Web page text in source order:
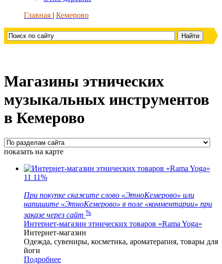
Главная
Кемерово
Магазины этнических
музыкальных инструментов
в Кемерово
показать на карте
11 11%
При покупке скажите слово «ЭтноКемерово» или
напишите «ЭтноКемерово» в поле «комментарии» при
заказе через сайт %
Интернет-магазин этнических товаров «Rama Yoga»
Интернет-магазин
Одежда, сувениры, косметика, ароматерапия, товары для
йоги
Подробнее